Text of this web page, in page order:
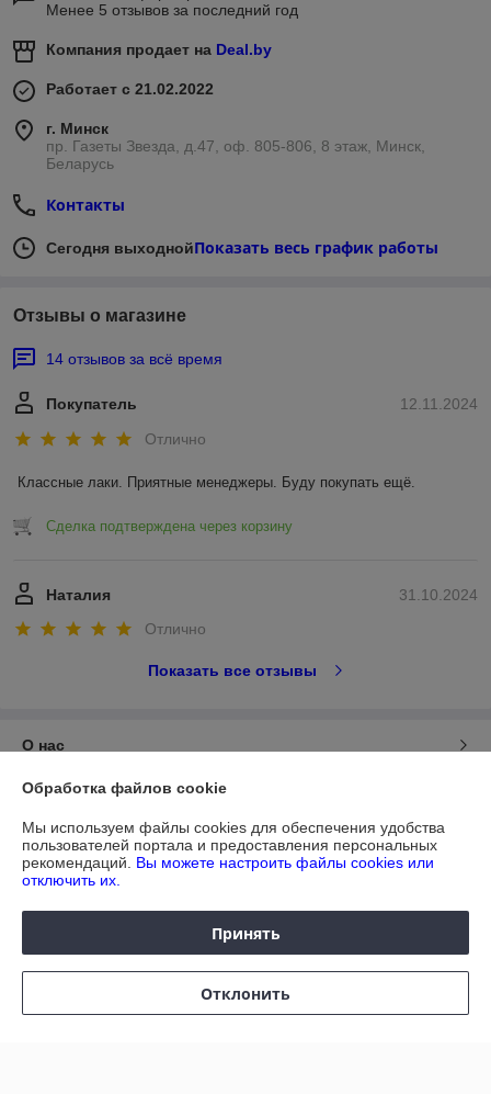
Менее 5 отзывов за последний год
Компания продает на Deal.by
Работает с 21.02.2022
г. Минск
пр. Газеты Звезда, д.47, оф. 805-806, 8 этаж, Минск,
Беларусь
Контакты
Сегодня выходнойПоказать весь график работы
Отзывы о магазине
14 отзывов за всё время
12.11.2024
Покупатель
Отлично
Классные лаки. Приятные менеджеры. Буду покупать ещё.
Сделка подтверждена через корзину
31.10.2024
Наталия
Отлично
Показать все отзывы
О нас
Контакты
Доставка и оплата
Полная версия сайта
Политика обработки cookies
Обработка файлов cookie
Мы используем файлы cookies для обеспечения удобства
пользователей портала и предоставления персональных
рекомендаций. Вы можете настроить файлы cookies или
отключить их.
Принять
Отклонить